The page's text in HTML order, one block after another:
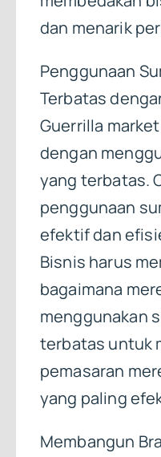
dan menarik
Penggunaan
Terbatas
Guerrilla
dengan
yang terbatas.
penggunaan
efektif dan
Bisnis harus
bagaimana
menggunakan
terbatas untuk
pemasaran
yang paling
Membangun